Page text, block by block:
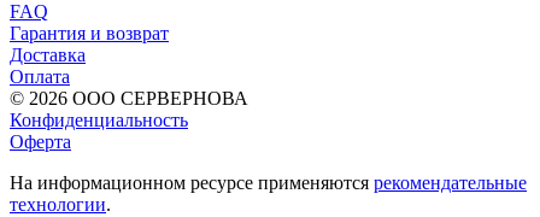
FAQ
Гарантия и возврат
Доставка
Оплата
© 2026 ООО СЕРВЕРНОВА
Конфиденциальность
Оферта
На информационном ресурсе применяются рекомендательные
технологии.